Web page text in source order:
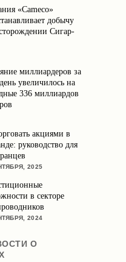
«Cameco»
добычу
Сигар-
миллиардеров за
увеличилось на
336 миллиардов
акциями в
руководство для
2025
в секторе
2024
О